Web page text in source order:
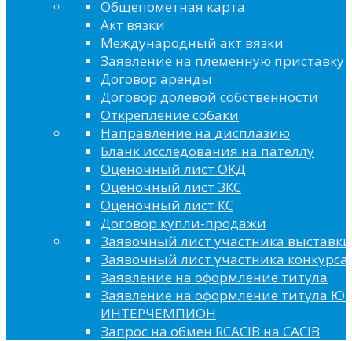
Общепометная карта
Акт вязки
Международный акт вязки
Заявление на племенную приставку
Договор аренды
Договор долевой собственности
Открепление собаки
Направление на дисплазию
Бланк исследования на пателлу
Оценочный лист ОКД
Оценочный лист ЗКС
Оценочный лист КС
Договор купли-продажи
Заявочный лист участника выставки
Заявочный лист участника конкурса
Заявление на оформление титула
Заявление на оформление титула
ИНТЕРЧЕМПИОН
Запрос на обмен RCACIB на CACIB